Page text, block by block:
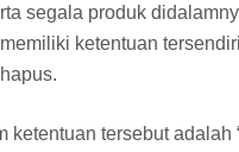
segala produk
ketentuan
ketentuan tersebut adalah